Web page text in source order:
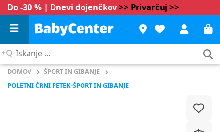
Do -30 % | Dnevi dojenčkov>> Privarčuj >>
Iskanje
DOMOV
ŠPORT IN GIBANJE
POLETNI ČRNI PETEK-ŠPORT IN GIBANJE